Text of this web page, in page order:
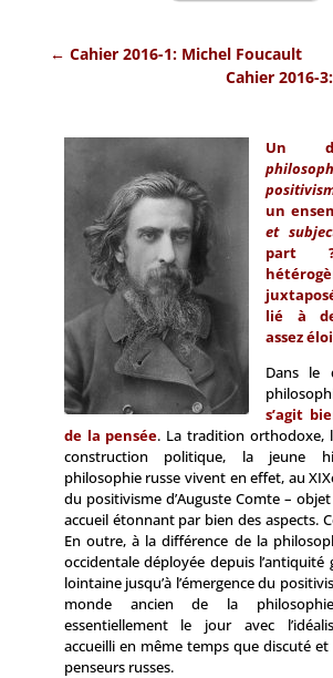
← Cahier 2016-1: Michel Foucault
Cahier 2016-
Un
un
et
part ?
lié à
assez
Dans le
s’agit
de la pensée. La tradition orthodoxe,
construction politique, la jeune
philosophie russe vivent en effet, au
du positivisme d’Auguste Comte – objet
accueil étonnant par bien des aspects.
En outre, à la différence de la
occidentale déployée depuis l’antiquité
lointaine jusqu’à l’émergence du
monde ancien de la
essentiellement le jour avec
accueilli en même temps que discuté
penseurs russes.